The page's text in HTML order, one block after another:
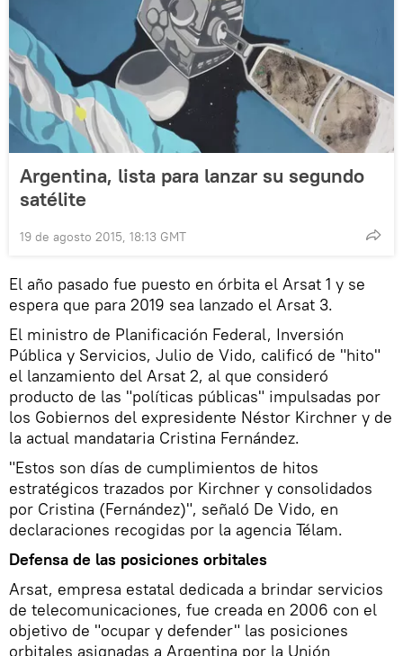
Argentina, lista para lanzar su segundo
satélite
19 de agosto 2015, 18:13 GMT
El año pasado fue puesto en órbita el Arsat 1 y se
espera que para 2019 sea lanzado el Arsat 3.
El ministro de Planificación Federal, Inversión
Pública y Servicios, Julio de Vido, calificó de "hito"
el lanzamiento del Arsat 2, al que consideró
producto de las "políticas públicas" impulsadas por
los Gobiernos del expresidente Néstor Kirchner y de
la actual mandataria Cristina Fernández.
"Estos son días de cumplimientos de hitos
estratégicos trazados por Kirchner y consolidados
por Cristina (Fernández)", señaló De Vido, en
declaraciones recogidas por la agencia Télam.
Defensa de las posiciones orbitales
Arsat, empresa estatal dedicada a brindar servicios
de telecomunicaciones, fue creada en 2006 con el
objetivo de "ocupar y defender" las posiciones
orbitales asignadas a Argentina por la Unión